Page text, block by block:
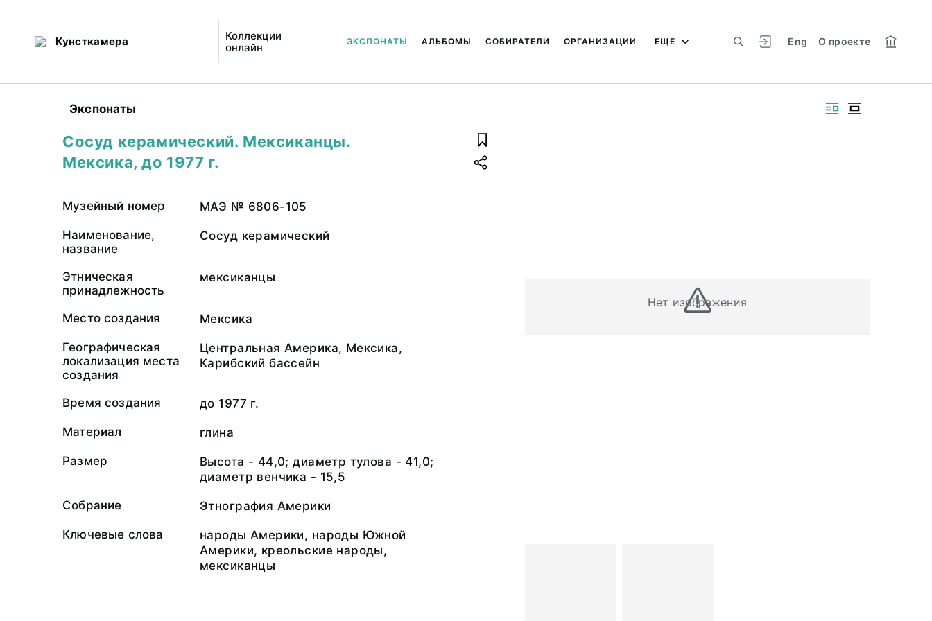
Кунсткамера
Коллекции
онлайн
Eng О проекте
ЭКСПОНАТЫ АЛЬБОМЫ СОБИРАТЕЛИ ОРГАНИЗАЦИИ ЕЩЕ
Экспонаты
Нет изображения
Сосуд керамический. Мексиканцы.
Мексика, до 1977 г.
Музейный номер МАЭ № 6806-105
Наименование,
название
Сосуд керамический
Этническая
принадлежность
мексиканцы
Место создания Мексика
Географическая
локализация места
создания
Центральная Америка, Мексика,
Карибский бассейн
Время создания до 1977 г.
Материал глина
Размер
Высота - 44,0; диаметр тулова - 41,0;
диаметр венчика - 15,5
Собрание Этнография Америки
Ключевые слова
народы Америки, народы Южной
Америки, креольские народы,
мексиканцы